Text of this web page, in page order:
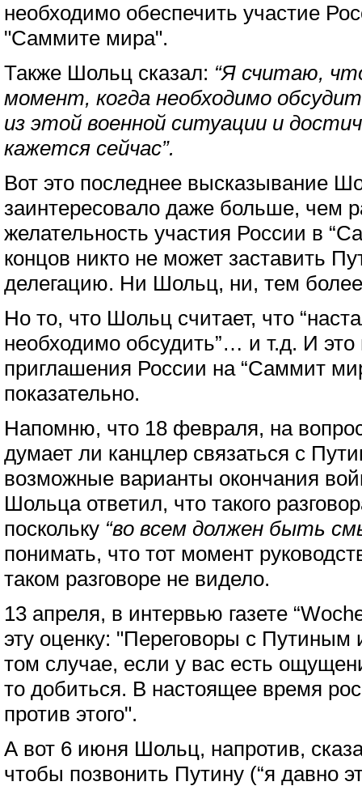
необходимо обеспечить участие
"Саммите мира".
Также Шольц сказал: “Я считаю,
момент, когда необходимо
из этой военной ситуации и
кажется сейчас”.
Вот это последнее высказывание
заинтересовало даже больше, чем
желательность участия России в
концов никто не может заставить
делегацию. Ни Шольц, ни, тем
Но то, что Шольц считает, что
необходимо обсудить”… и т.д. И это
приглашения России на “Саммит
показательно.
Напомню, что 18 февраля, на
думает ли канцлер связаться с
возможные варианты окончания
Шольца ответил, что такого
поскольку “во всем должен быть
понимать, что тот момент
таком разговоре не видело.
13 апреля, в интервью газете
эту оценку: "Переговоры с
том случае, если у вас есть
то добиться. В настоящее время
против этого".
А вот 6 июня Шольц, напротив,
чтобы позвонить Путину (“я давно